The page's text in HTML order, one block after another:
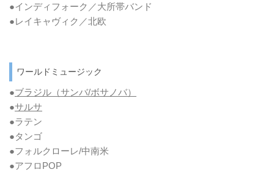
●インディフォーク／大所帯バンド
●レイキャヴィク／北欧
ワールドミュージック
●ブラジル（サンバ/ボサノバ）
●サルサ
●ラテン
●タンゴ
●フォルクローレ/中南米
●アフロPOP